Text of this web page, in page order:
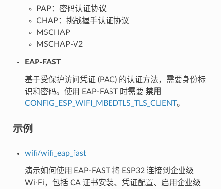
PAP：密码认证协议
CHAP：挑战握手认证协议
MSCHAP
MSCHAP-V2
EAP-FAST
基于受保护访问凭证 (PAC) 的认证方法，需要身份标
识和密码。使用 EAP-FAST 时需要 禁用
CONFIG_ESP_WIFI_MBEDTLS_TLS_CLIENT。
示例
wifi/wifi_eap_fast
演示如何使用 EAP-FAST 将 ESP32 连接到企业级
Wi-Fi，包括 CA 证书安装、凭证配置、启用企业级